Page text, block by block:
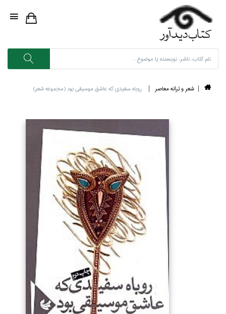
شعر و ترانه معاصر روباه سفيدي كه عاشق موسيقي بود (مجموعه شعر)